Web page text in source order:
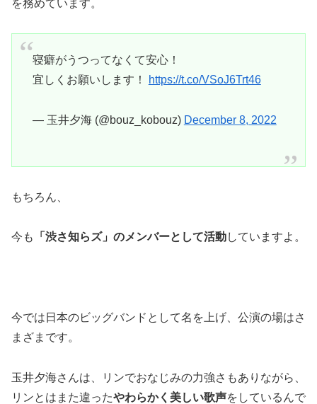
を務めています。
寝癖がうつってなくて安心！
宜しくお願いします！
https://t.co/VSoJ6Trt46
— 玉井夕海 (@bouz_kobouz) December 8, 2022
もちろん、
今も 「渋さ知らズ」のメンバーとして活動していますよ。
今では日本のビッグバンドとして名を上げ、公演の場はさ
まざまです。
玉井夕海さんは、リンでおなじみの力強さもありながら、
リンとはまた違ったやわらかく美しい歌声をしているんで